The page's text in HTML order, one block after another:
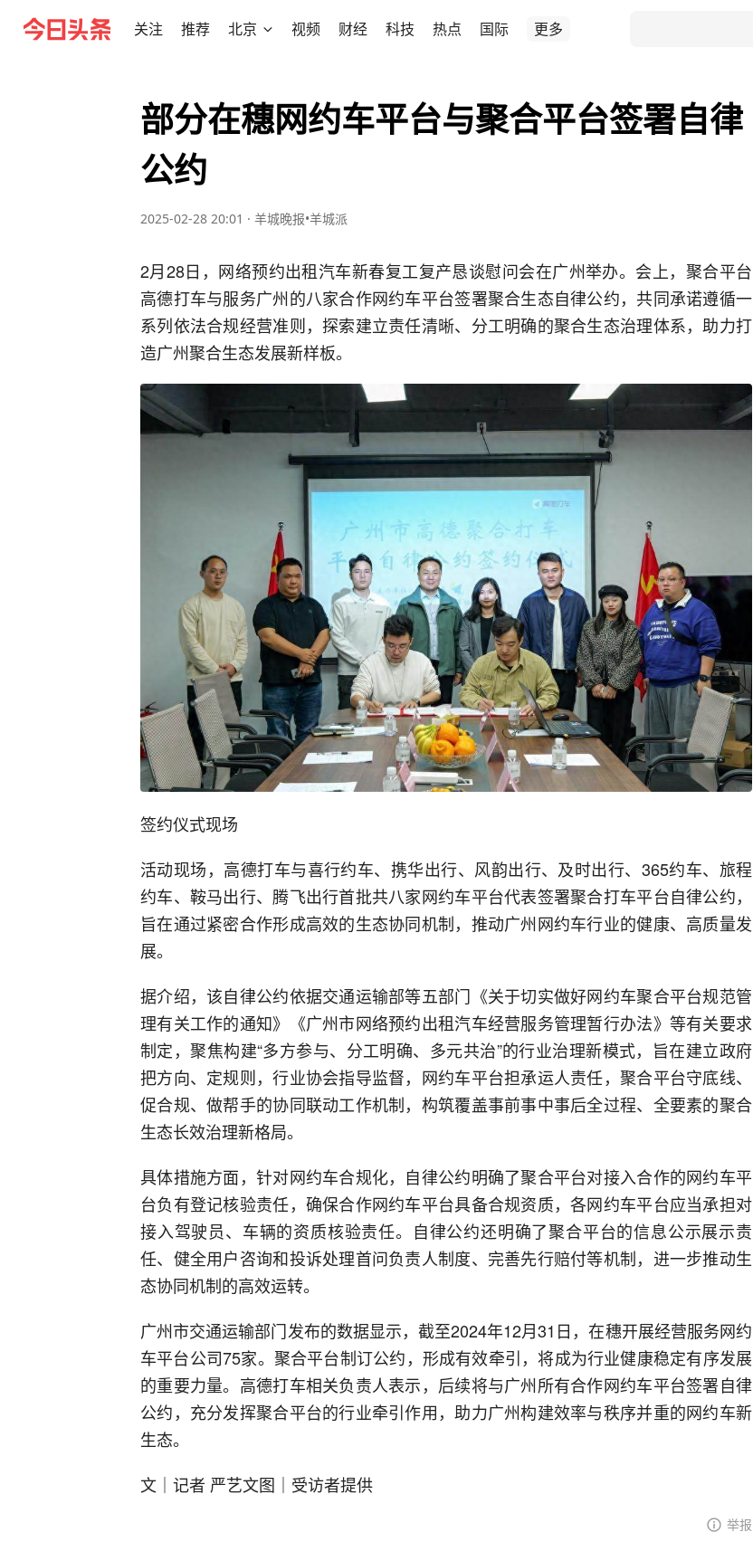
关注 推荐 北京 视频 财经 科技 热点 国际 更多
部分在穗网约车平台与聚合平台签署自律
公约
2025-02-28 20:01 · 羊城晚报•羊城派
2月28日，网络预约出租汽车新春复工复产恳谈慰问会在广州举办。会上，聚合平台
高德打车与服务广州的八家合作网约车平台签署聚合生态自律公约，共同承诺遵循一
系列依法合规经营准则，探索建立责任清晰、分工明确的聚合生态治理体系，助力打
造广州聚合生态发展新样板。
签约仪式现场
活动现场，高德打车与喜行约车、携华出行、风韵出行、及时出行、365约车、旅程
约车、鞍马出行、腾飞出行首批共八家网约车平台代表签署聚合打车平台自律公约，
旨在通过紧密合作形成高效的生态协同机制，推动广州网约车行业的健康、高质量发
展。
据介绍，该自律公约依据交通运输部等五部门《关于切实做好网约车聚合平台规范管
理有关工作的通知》《广州市网络预约出租汽车经营服务管理暂行办法》等有关要求
制定，聚焦构建“多方参与、分工明确、多元共治”的行业治理新模式，旨在建立政府
把方向、定规则，行业协会指导监督，网约车平台担承运人责任，聚合平台守底线、
促合规、做帮手的协同联动工作机制，构筑覆盖事前事中事后全过程、全要素的聚合
生态长效治理新格局。
具体措施方面，针对网约车合规化，自律公约明确了聚合平台对接入合作的网约车平
台负有登记核验责任，确保合作网约车平台具备合规资质，各网约车平台应当承担对
接入驾驶员、车辆的资质核验责任。自律公约还明确了聚合平台的信息公示展示责
任、健全用户咨询和投诉处理首问负责人制度、完善先行赔付等机制，进一步推动生
态协同机制的高效运转。
广州市交通运输部门发布的数据显示，截至2024年12月31日，在穗开展经营服务网约
车平台公司75家。聚合平台制订公约，形成有效牵引，将成为行业健康稳定有序发展
的重要力量。高德打车相关负责人表示，后续将与广州所有合作网约车平台签署自律
公约，充分发挥聚合平台的行业牵引作用，助力广州构建效率与秩序并重的网约车新
生态。
文｜记者 严艺文图｜受访者提供
举报